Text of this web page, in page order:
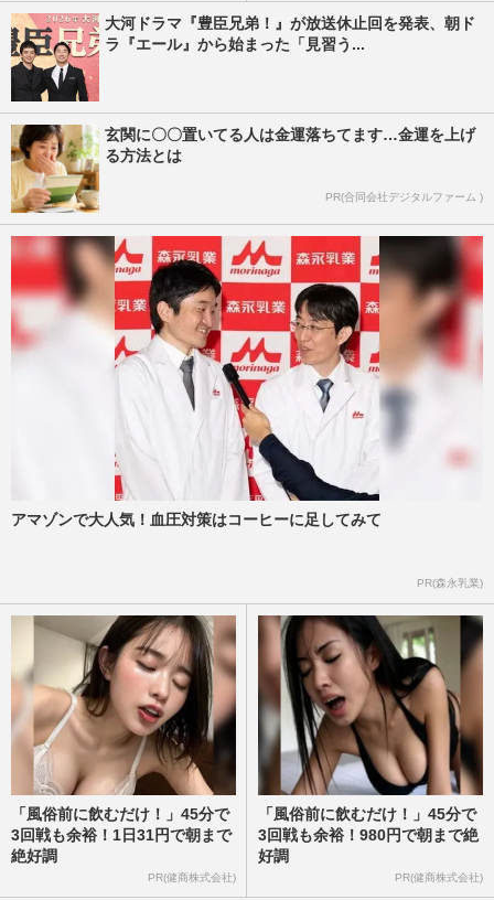
大河ドラマ『豊臣兄弟！』が放送休止回を発表、朝ド
ラ『エール』から始まった「見習う...
玄関に〇〇置いてる人は金運落ちてます…金運を上げ
る方法とは
PR(合同会社デジタルファーム )
アマゾンで大人気！血圧対策はコーヒーに足してみて
PR(森永乳業)
「風俗前に飲むだけ！」45分で
3回戦も余裕！1日31円で朝まで
絶好調
PR(健商株式会社)
「風俗前に飲むだけ！」45分で
3回戦も余裕！980円で朝まで絶
好調
PR(健商株式会社)